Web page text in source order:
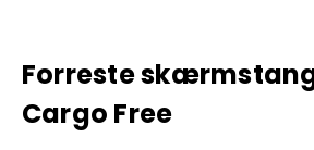
Forreste
Cargo Free